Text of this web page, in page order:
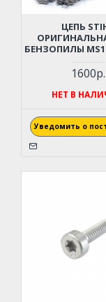
ЦЕПЬ
БЕНЗОПИЛЫ
3/8 ШАГ,1600р.
НЕТ В
Уведомить о